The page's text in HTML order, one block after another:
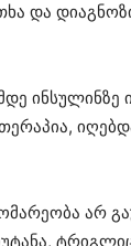
და
ინსულინზე
არ